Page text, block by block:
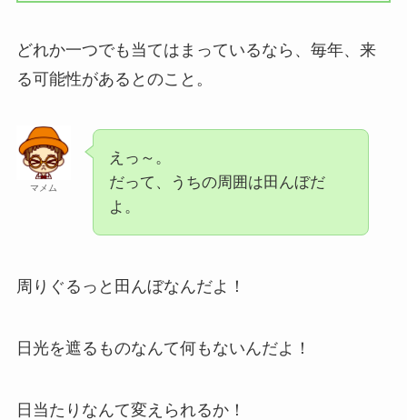
どれか一つでも当てはまっているなら、毎年、来
る可能性があるとのこと。
マメム
えっ～。
だって、うちの周囲は田んぼだ
よ。
周りぐるっと田んぼなんだよ！
日光を遮るものなんて何もないんだよ！
日当たりなんて変えられるか！